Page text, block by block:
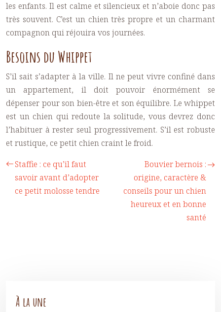
les enfants. Il est calme et silencieux et n’aboie donc pas
très souvent. C’est un chien très propre et un charmant
compagnon qui réjouira vos journées.
Besoins du Whippet
S’il sait s’adapter à la ville. Il ne peut vivre confiné dans
un appartement, il doit pouvoir énormément se
dépenser pour son bien-être et son équilibre. Le whippet
est un chien qui redoute la solitude, vous devrez donc
l’habituer à rester seul progressivement. S’il est robuste
et rustique, ce petit chien craint le froid.
Staffie : ce qu’il faut
savoir avant d’adopter
ce petit molosse tendre
Bouvier bernois :
origine, caractère &
conseils pour un chien
heureux et en bonne
santé
À la une